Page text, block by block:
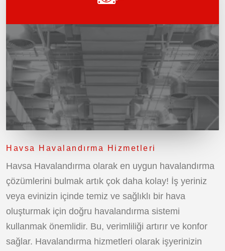
Havsa Havalandırma Hizmetleri
Havsa Havalandırma olarak en uygun havalandırma
çözümlerini bulmak artık çok daha kolay! İş yeriniz
veya evinizin içinde temiz ve sağlıklı bir hava
oluşturmak için doğru havalandırma sistemi
kullanmak önemlidir. Bu, verimliliği artırır ve konfor
sağlar. Havalandırma hizmetleri olarak işyerinizin